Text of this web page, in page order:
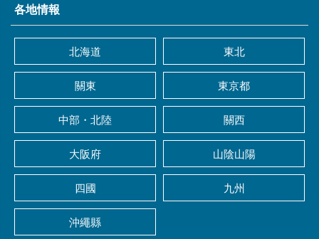
各地情報
北海道 東北
關東 東京都
中部・北陸 關西
大阪府 山陰山陽
四國 九州
沖繩縣